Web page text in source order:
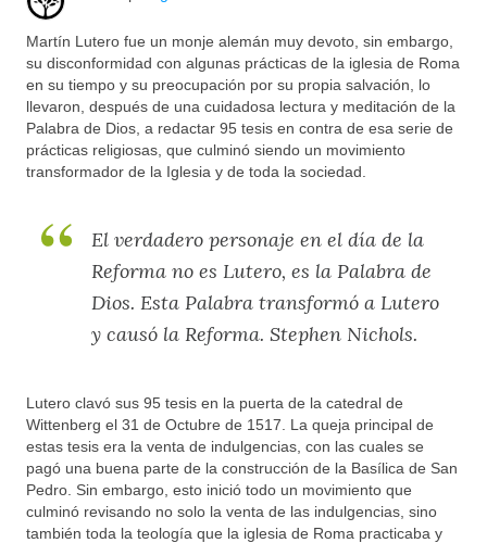
Martín Lutero fue un monje alemán muy devoto, sin embargo,
su disconformidad con algunas prácticas de la iglesia de Roma
en su tiempo y su preocupación por su propia salvación, lo
llevaron, después de una cuidadosa lectura y meditación de la
Palabra de Dios, a redactar 95 tesis en contra de esa serie de
prácticas religiosas, que culminó siendo un movimiento
transformador de la Iglesia y de toda la sociedad.
El verdadero personaje en el día de la
Reforma no es Lutero, es la Palabra de
Dios. Esta Palabra transformó a Lutero
y causó la Reforma. Stephen Nichols.
Lutero clavó sus 95 tesis en la puerta de la catedral de
Wittenberg el 31 de Octubre de 1517. La queja principal de
estas tesis era la venta de indulgencias, con las cuales se
pagó una buena parte de la construcción de la Basílica de San
Pedro. Sin embargo, esto inició todo un movimiento que
culminó revisando no solo la venta de las indulgencias, sino
también toda la teología que la iglesia de Roma practicaba y